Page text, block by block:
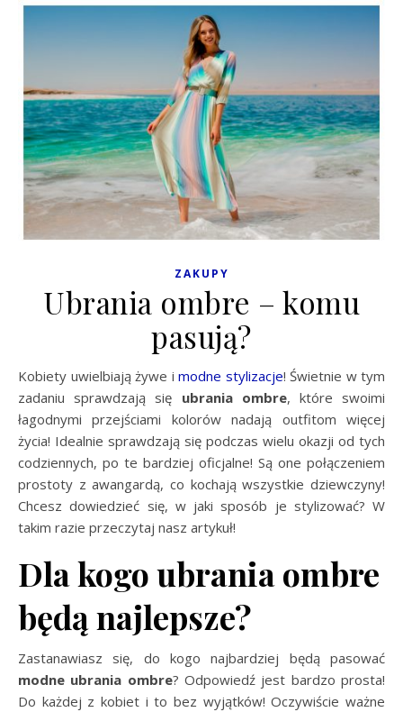
ZAKUPY
Ubrania ombre – komu
pasują?
Kobiety uwielbiają żywe i modne stylizacje! Świetnie w tym
zadaniu sprawdzają się ubrania ombre, które swoimi
łagodnymi przejściami kolorów nadają outfitom więcej
życia! Idealnie sprawdzają się podczas wielu okazji od tych
codziennych, po te bardziej oficjalne! Są one połączeniem
prostoty z awangardą, co kochają wszystkie dziewczyny!
Chcesz dowiedzieć się, w jaki sposób je stylizować? W
takim razie przeczytaj nasz artykuł!
Dla kogo ubrania ombre
będą najlepsze?
Zastanawiasz się, do kogo najbardziej będą pasować
modne ubrania ombre? Odpowiedź jest bardzo prosta!
Do każdej z kobiet i to bez wyjątków! Oczywiście ważne